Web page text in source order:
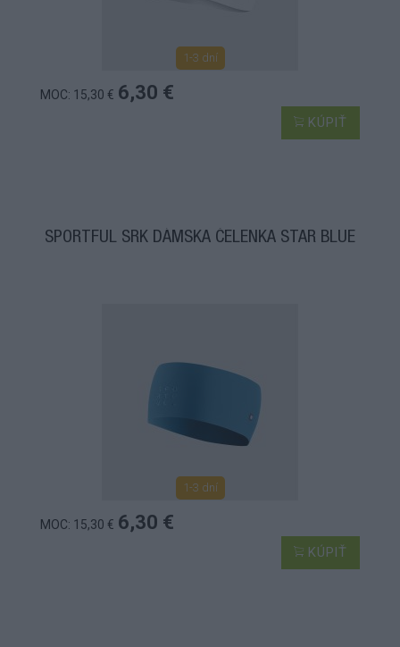
1-3 dní
MOC: 15,30 € 6,30 €
KÚPIŤ
SPORTFUL SRK DÁMSKA ČELENKA STAR BLUE
1-3 dní
MOC: 15,30 € 6,30 €
KÚPIŤ